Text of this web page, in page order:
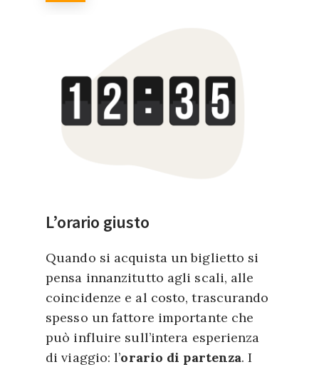
L’orario giusto
Quando si acquista un biglietto si
pensa innanzitutto agli scali, alle
coincidenze e al costo, trascurando
spesso un fattore importante che
può influire sull’intera esperienza
di viaggio: l’orario di partenza. I